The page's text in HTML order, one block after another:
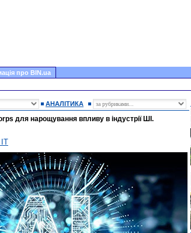
про BIN.ua
АНАЛІТИКА
для нарощування впливу в індустрії ШІ.
IT